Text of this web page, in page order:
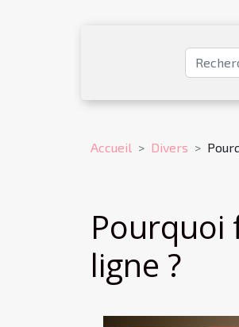
Accueil Divers
Pourquoi
ligne ?